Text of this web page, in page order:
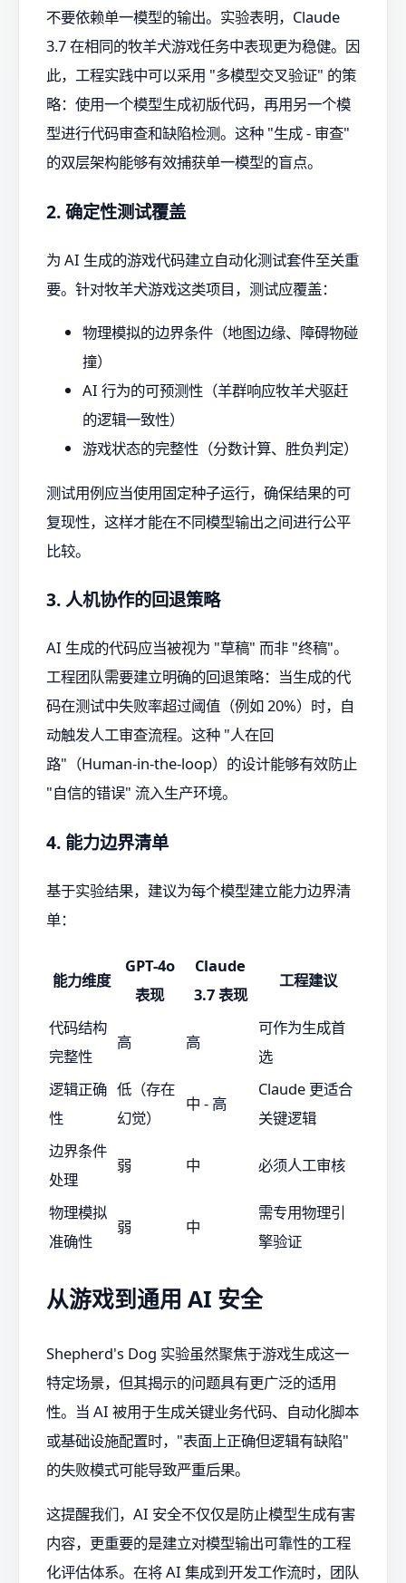
不要依赖单一模型的输出。实验表明，Claude
3.7 在相同的牧羊犬游戏任务中表现更为稳健。因
此，工程实践中可以采用 "多模型交叉验证" 的策
略：使用一个模型生成初版代码，再用另一个模
型进行代码审查和缺陷检测。这种 "生成 - 审查"
的双层架构能够有效捕获单一模型的盲点。
2. 确定性测试覆盖
为 AI 生成的游戏代码建立自动化测试套件至关重
要。针对牧羊犬游戏这类项目，测试应覆盖：
物理模拟的边界条件（地图边缘、障碍物碰
撞）
AI 行为的可预测性（羊群响应牧羊犬驱赶
的逻辑一致性）
游戏状态的完整性（分数计算、胜负判定）
测试用例应当使用固定种子运行，确保结果的可
复现性，这样才能在不同模型输出之间进行公平
比较。
3. 人机协作的回退策略
AI 生成的代码应当被视为 "草稿" 而非 "终稿"。
工程团队需要建立明确的回退策略：当生成的代
码在测试中失败率超过阈值（例如 20%）时，自
动触发人工审查流程。这种 "人在回
路"（Human-in-the-loop）的设计能够有效防止
"自信的错误" 流入生产环境。
4. 能力边界清单
基于实验结果，建议为每个模型建立能力边界清
单：
能力维度
GPT-4o
表现
Claude
3.7 表现
工程建议
代码结构
完整性
高 高
可作为生成首
选
逻辑正确
性
低（存在
幻觉）
中 - 高
Claude 更适合
关键逻辑
边界条件
处理
弱 中 必须人工审核
物理模拟
准确性
弱 中
需专用物理引
擎验证
从游戏到通用 AI 安全
Shepherd's Dog 实验虽然聚焦于游戏生成这一
特定场景，但其揭示的问题具有更广泛的适用
性。当 AI 被用于生成关键业务代码、自动化脚本
或基础设施配置时，"表面上正确但逻辑有缺陷"
的失败模式可能导致严重后果。
这提醒我们，AI 安全不仅仅是防止模型生成有害
内容，更重要的是建立对模型输出可靠性的工程
化评估体系。在将 AI 集成到开发工作流时，团队